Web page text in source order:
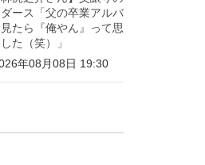
ース「父の卒業アルバ
見たら『俺やん』って思
た（笑）」
年08月08日 19:30